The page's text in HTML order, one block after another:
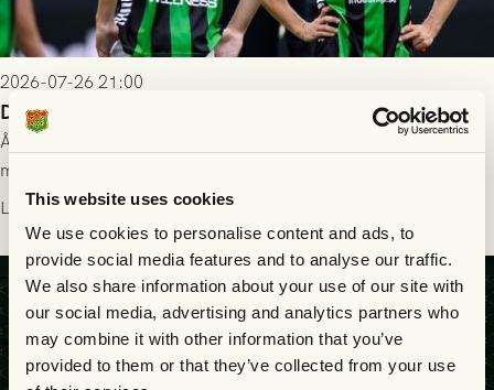
This website uses cookies
We use cookies to personalise content and ads, to
provide social media features and to analyse our traffic.
We also share information about your use of our site with
our social media, advertising and analytics partners who
may combine it with other information that you’ve
provided to them or that they’ve collected from your use
2026-07-26 21:00
Delad poäng mot Halmstads BK
Åter i Allsvenskan stod Halmstads BK för motståndet i en
match som vägde tungt till fördel för GAIS, men där poängen
delades efter dramatik på tilläggstid.
Läs mer